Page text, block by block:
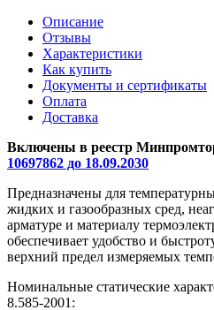
Описание
Отзывы
Характеристики
Как купить
Документы и сертификаты
Оплата
Доставка
Включены в реестр
10697862 до 18.09.2030
Предназначены для
жидких и газообразных сред,
арматуре и материалу
обеспечивает удобство и
верхний предел измеряемых
Номинальные статические
8.585-2001: